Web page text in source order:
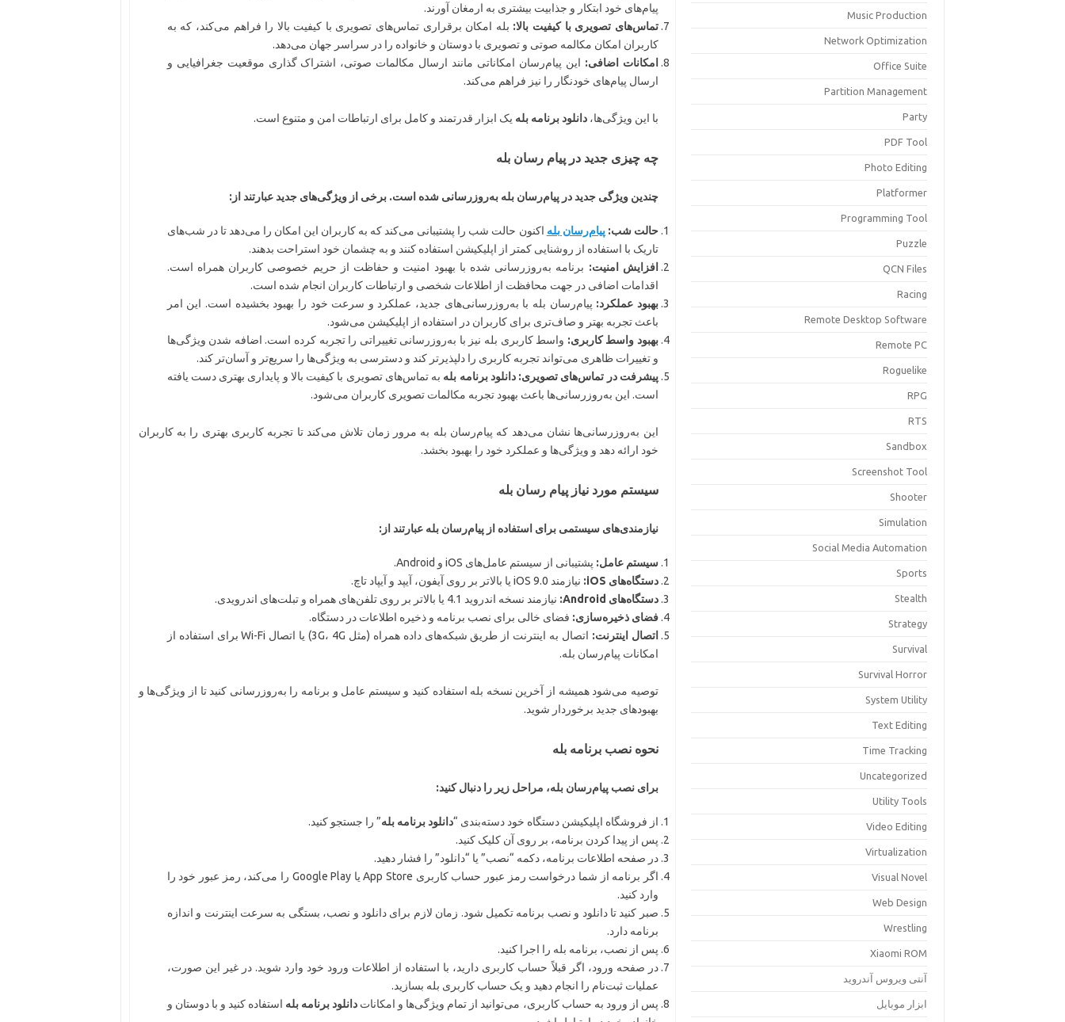
پیام‌های خود ابتکار و جذابیت بیشتری به ارمغان آورند.
تماس‌های تصویری با کیفیت بالا: بله امکان برقراری تماس‌های تصویری با کیفیت بالا را فراهم می‌کند، که به
کاربران امکان مکالمه صوتی و تصویری با دوستان و خانواده را در سراسر جهان می‌دهد.
امکانات اضافی: این پیام‌رسان امکاناتی مانند ارسال مکالمات صوتی، اشتراک گذاری موقعیت جغرافیایی و
ارسال پیام‌های خودنگار را نیز فراهم می‌کند.
با این ویژگی‌ها،دانلود برنامه بله یک ابزار قدرتمند و کامل برای ارتباطات امن و متنوع است.
چه چیزی جدید در پیام رسان بله
چندین ویژگی جدید در پیام‌رسان بله به‌روزرسانی شده است. برخی از ویژگی‌های جدید عبارتند از:
حالت شب:پیام‌رسان بله اکنون حالت شب را پشتیبانی می‌کند که به کاربران این امکان را می‌دهد تا در شب‌های
تاریک با استفاده از روشنایی کمتر از اپلیکیشن استفاده کنند و به چشمان خود استراحت بدهند.
افزایش امنیت: برنامه به‌روزرسانی شده با بهبود امنیت و حفاظت از حریم خصوصی کاربران همراه است.
اقدامات اضافی در جهت محافظت از اطلاعات شخصی و ارتباطات کاربران انجام شده است.
بهبود عملکرد: پیام‌رسان بله با به‌روزرسانی‌های جدید، عملکرد و سرعت خود را بهبود بخشیده است. این امر
باعث تجربه بهتر و صاف‌تری برای کاربران در استفاده از اپلیکیشن می‌شود.
بهبود واسط کاربری: واسط کاربری بله نیز با به‌روزرسانی تغییراتی را تجربه کرده است. اضافه شدن ویژگی‌ها
و تغییرات ظاهری می‌تواند تجربه کاربری را دلپذیرتر کند و دسترسی به ویژگی‌ها را سریع‌تر و آسان‌تر کند.
پیشرفت در تماس‌های تصویری: دانلود برنامه بله به تماس‌های تصویری با کیفیت بالا و پایداری بهتری دست یافته
است. این به‌روزرسانی‌ها باعث بهبود تجربه مکالمات تصویری کاربران می‌شود.
این به‌روزرسانی‌ها نشان می‌دهد که پیام‌رسان بله به مرور زمان تلاش می‌کند تا تجربه کاربری بهتری را به کاربران
خود ارائه دهد و ویژگی‌ها و عملکرد خود را بهبود بخشد.
سیستم مورد نیاز پیام رسان بله
نیازمندی‌های سیستمی برای استفاده از پیام‌رسان بله عبارتند از:
سیستم عامل: پشتیبانی از سیستم عامل‌های iOS و Android.
دستگاه‌های iOS:
نیازمند iOS 9.0 یا بالاتر بر روی آیفون، آیپد و آیپاد تاچ.
دستگاه‌های Android:
نیازمند نسخه اندروید 4.1 یا بالاتر بر روی تلفن‌های همراه و تبلت‌های اندرویدی.
فضای ذخیره‌سازی: فضای خالی برای نصب برنامه و ذخیره اطلاعات در دستگاه.
اتصال اینترنت:
اتصال به اینترنت از طریق شبکه‌های داده همراه (مثل 3G، 4G) یا اتصال Wi-Fi برای استفاده از
امکانات پیام‌رسان بله.
توصیه می‌شود همیشه از آخرین نسخه بله استفاده کنید و سیستم عامل و برنامه را به‌روزرسانی کنید تا از ویژگی‌ها و
بهبودهای جدید برخوردار شوید.
نحوه نصب برنامه بله
برای نصب پیام‌رسان بله، مراحل زیر را دنبال کنید:
از فروشگاه اپلیکیشن دستگاه خود دسته‌بندی “دانلود برنامه بله” را جستجو کنید.
پس از پیدا کردن برنامه، بر روی آن کلیک کنید.
در صفحه اطلاعات برنامه، دکمه “نصب” یا “دانلود” را فشار دهید.
اگر برنامه از شما درخواست رمز عبور حساب کاربری App Store یا Google Play را می‌کند، رمز عبور خود را
وارد کنید.
صبر کنید تا دانلود و نصب برنامه تکمیل شود. زمان لازم برای دانلود و نصب، بستگی به سرعت اینترنت و اندازه
برنامه دارد.
پس از نصب، برنامه بله را اجرا کنید.
در صفحه ورود، اگر قبلاً حساب کاربری دارید، با استفاده از اطلاعات ورود خود وارد شوید. در غیر این صورت،
عملیات ثبت‌نام را انجام دهید و یک حساب کاربری بله بسازید.
پس از ورود به حساب کاربری، می‌توانید از تمام ویژگی‌ها و امکانات دانلود برنامه بله استفاده کنید و با دوستان و
Music Production
Network Optimization
Office Suite
Partition Management
Party
PDF Tool
Photo Editing
Platformer
Programming Tool
Puzzle
QCN Files
Racing
Remote Desktop Software
Remote PC
Roguelike
RPG
RTS
Sandbox
Screenshot Tool
Shooter
Simulation
Social Media Automation
Sports
Stealth
Strategy
Survival
Survival Horror
System Utility
Text Editing
Time Tracking
Uncategorized
Utility Tools
Video Editing
Virtualization
Visual Novel
Web Design
Wrestling
Xiaomi ROM
آنتی ویروس آندروید
ابزار موبایل